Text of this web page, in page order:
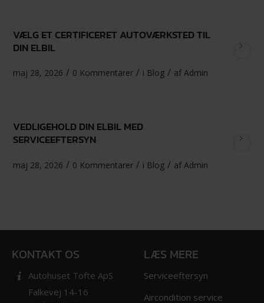
VÆLG ET CERTIFICERET AUTOVÆRKSTED TIL
DIN ELBIL
maj 28, 2026 / 0 Kommentarer / i Blog / afAdmin
VEDLIGEHOLD DIN ELBIL MED
SERVICEEFTERSYN
maj 28, 2026 / 0 Kommentarer / i Blog / afAdmin
KONTAKT OS
Autohuset Tofte ApS
Falkevej 14-16
LÆS MERE
Serviceeftersyn
Aircondition service